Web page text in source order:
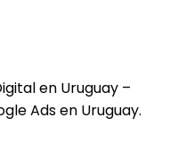
en Uruguay –
Ads en Uruguay.